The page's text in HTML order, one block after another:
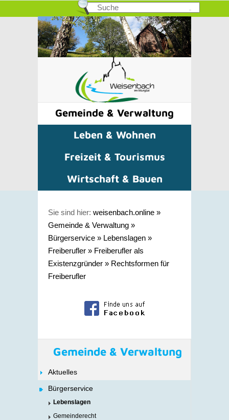
Gemeinde & Verwaltung
Leben & Wohnen
Freizeit & Tourismus
Wirtschaft & Bauen
Sie sind hier: weisenbach.online »
Gemeinde & Verwaltung »
Bürgerservice » Lebenslagen »
Freiberufler » Freiberufler als
Existenzgründer » Rechtsformen für
Freiberufler
Gemeinde & Verwaltung
Aktuelles
Bürgerservice
Lebenslagen
Gemeinderecht